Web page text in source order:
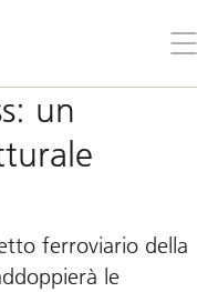
il
un
ferroviario della
le